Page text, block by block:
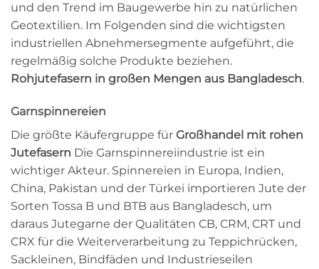
und den Trend im Baugewerbe hin zu natürlichen
Geotextilien. Im Folgenden sind die wichtigsten
industriellen Abnehmersegmente aufgeführt, die
regelmäßig solche Produkte beziehen.
Rohjutefasern in großen Mengen aus Bangladesch.
Garnspinnereien
Die größte Käufergruppe für Großhandel mit rohen
Jutefasern Die Garnspinnereiindustrie ist ein
wichtiger Akteur. Spinnereien in Europa, Indien,
China, Pakistan und der Türkei importieren Jute der
Sorten Tossa B und BTB aus Bangladesch, um
daraus Jutegarne der Qualitäten CB, CRM, CRT und
CRX für die Weiterverarbeitung zu Teppichrücken,
Sackleinen, Bindfäden und Industrieseilen